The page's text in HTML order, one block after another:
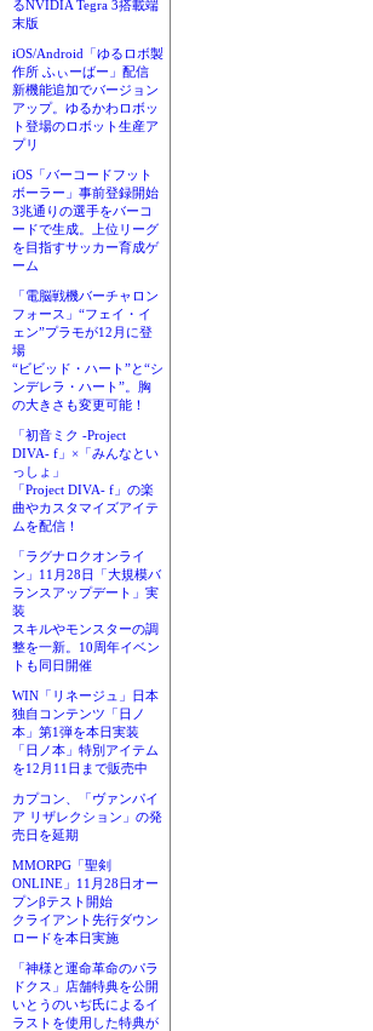
るNVIDIA Tegra 3搭載端
末版
iOS/Android「ゆるロボ製
作所 ふぃーばー」配信
新機能追加でバージョン
アップ。ゆるかわロボッ
ト登場のロボット生産ア
プリ
iOS「バーコードフット
ボーラー」事前登録開始
3兆通りの選手をバーコ
ードで生成。上位リーグ
を目指すサッカー育成ゲ
ーム
「電脳戦機バーチャロン
フォース」“フェイ・イ
ェン”プラモが12月に登
場
“ビビッド・ハート”と“シ
ンデレラ・ハート”。胸
の大きさも変更可能！
「初音ミク -Project
DIVA- f」×「みんなとい
っしょ」
「Project DIVA- f」の楽
曲やカスタマイズアイテ
ムを配信！
「ラグナロクオンライ
ン」11月28日「大規模バ
ランスアップデート」実
装
スキルやモンスターの調
整を一新。10周年イベン
トも同日開催
WIN「リネージュ」日本
独自コンテンツ「日ノ
本」第1弾を本日実装
「日ノ本」特別アイテム
を12月11日まで販売中
カプコン、「ヴァンパイ
ア リザレクション」の発
売日を延期
MMORPG「聖剣
ONLINE」11月28日オー
プンβテスト開始
クライアント先行ダウン
ロードを本日実施
「神様と運命革命のパラ
ドクス」店舗特典を公開
いとうのいぢ氏によるイ
ラストを使用した特典が